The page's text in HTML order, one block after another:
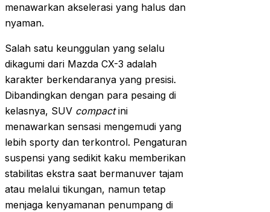
menawarkan akselerasi yang halus dan
nyaman.
Salah satu keunggulan yang selalu
dikagumi dari Mazda CX-3 adalah
karakter berkendaranya yang presisi.
Dibandingkan dengan para pesaing di
kelasnya, SUV compactini
menawarkan sensasi mengemudi yang
lebih sporty dan terkontrol. Pengaturan
suspensi yang sedikit kaku memberikan
stabilitas ekstra saat bermanuver tajam
atau melalui tikungan, namun tetap
menjaga kenyamanan penumpang di